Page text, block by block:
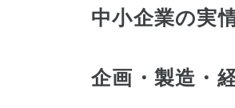
中小企業の実
企画・製造・